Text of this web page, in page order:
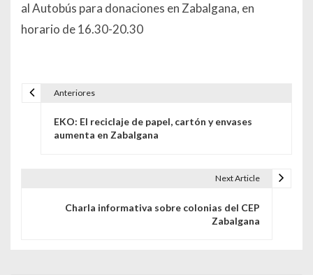
al Autobús para donaciones en Zabalgana, en
horario de 16.30-20.30
Anteriores
EKO: El reciclaje de papel, cartón y envases
aumenta en Zabalgana
Next Article
Charla informativa sobre colonias del CEP
Zabalgana